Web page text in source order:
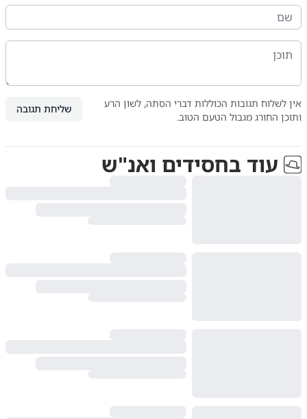
אין לשלוח תגובות הכוללות דברי הסתה, לשון הרע
ותוכן החורג מגבול הטעם הטוב.
שליחת תגובה
עוד בחסידים ואנ"ש